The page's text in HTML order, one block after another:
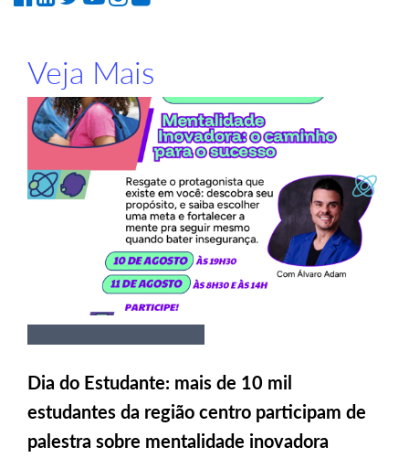
Veja Mais
Dia do Estudante: mais de 10 mil
estudantes da região centro participam de
palestra sobre mentalidade inovadora